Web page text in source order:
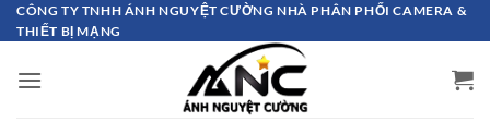
Bỏ
qua
dung
CÔNG TY TNHH ÁNH NGUYỆT CƯỜNG NHÀ PHÂN PHỐI CAMERA &
THIẾT BỊ MẠNG